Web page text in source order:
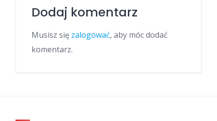
Dodaj komentarz
Musisz się zalogować, aby móc dodać
komentarz.